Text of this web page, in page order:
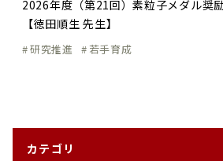
2026年度（第21回）素粒子メダル奨
【徳田順生 先生】
研究推進 若手育成
カテゴリ